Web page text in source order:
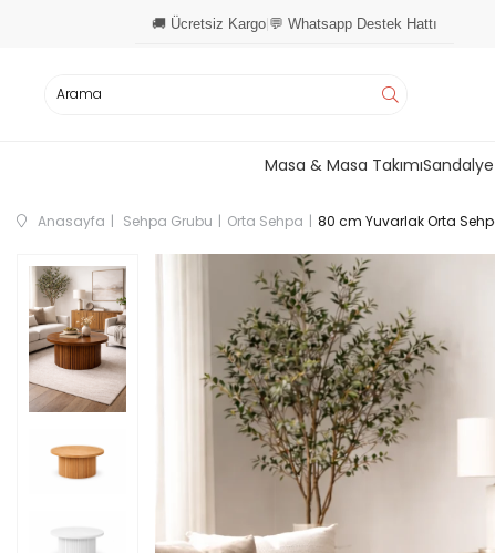
🚚 Ücretsiz Kargo 💬 Whatsapp Destek Hattı
Masa & Masa Takımı
Anasayfa Sehpa Grubu Orta Sehpa 80 cm Yuvarlak Orta